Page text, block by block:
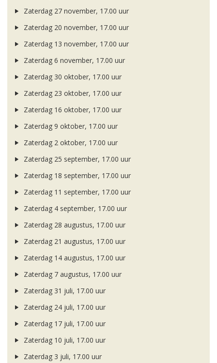
Zaterdag 27 november, 17.00 uur
Zaterdag 20 november, 17.00 uur
Zaterdag 13 november, 17.00 uur
Zaterdag 6 november, 17.00 uur
Zaterdag 30 oktober, 17.00 uur
Zaterdag 23 oktober, 17.00 uur
Zaterdag 16 oktober, 17.00 uur
Zaterdag 9 oktober, 17.00 uur
Zaterdag 2 oktober, 17.00 uur
Zaterdag 25 september, 17.00 uur
Zaterdag 18 september, 17.00 uur
Zaterdag 11 september, 17.00 uur
Zaterdag 4 september, 17.00 uur
Zaterdag 28 augustus, 17.00 uur
Zaterdag 21 augustus, 17.00 uur
Zaterdag 14 augustus, 17.00 uur
Zaterdag 7 augustus, 17.00 uur
Zaterdag 31 juli, 17.00 uur
Zaterdag 24 juli, 17.00 uur
Zaterdag 17 juli, 17.00 uur
Zaterdag 10 juli, 17.00 uur
Zaterdag 3 juli, 17.00 uur